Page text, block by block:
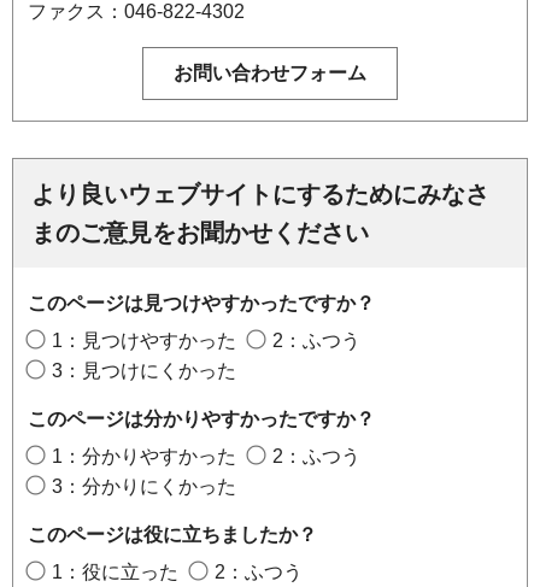
ファクス：046-822-4302
より良いウェブサイトにするためにみなさ
まのご意見をお聞かせください
このページは見つけやすかったですか？
1：見つけやすかった
2：ふつう
3：見つけにくかった
このページは分かりやすかったですか？
1：分かりやすかった
2：ふつう
3：分かりにくかった
このページは役に立ちましたか？
1：役に立った
2：ふつう